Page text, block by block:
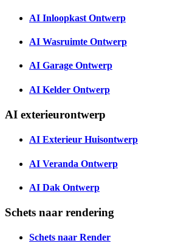
AI Inloopkast Ontwerp
AI Wasruimte Ontwerp
AI Garage Ontwerp
AI Kelder Ontwerp
AI exterieurontwerp
AI Exterieur Huisontwerp
AI Veranda Ontwerp
AI Dak Ontwerp
Schets naar rendering
Schets naar Render